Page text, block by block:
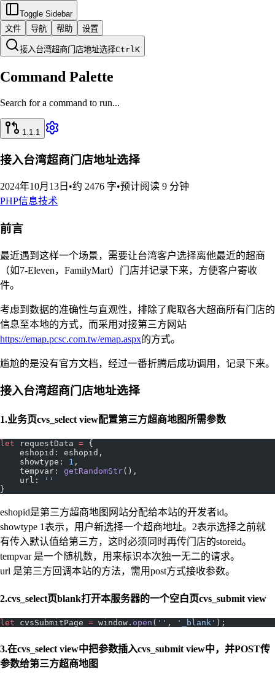
Toggle Sidebar
文件
导航 帮助 设置
接入台湾超商门店地址选择CtrlK
Command Palette
Search for a command to run...
1.1.1
接入台湾超商门店地址选择
2024年10月13日 •约 2476 字•预计阅读 9 分钟
PHP信息技术
前言
最近遇到这样一个场景，需要让台湾客户选择离他最近的超商
（如7-Eleven，FamilyMart）门店并记录下来，方便客户寄收
件。
考虑到数据的准确性与直观性，排除了爬取各大超商所有门店的
信息至本地的方式，而采用对接第三方网站
https://emap.pcsc.com.tw/emap.aspx的方式。
尴尬的是没有官方文档，经过一番折腾后成功调用，记录下来。
接入台湾超商门店地址选择
1.业务页cvs_select view配置第三方超商地图所需参数
let requestData = {
    eshopid: eshopid,
    showtype:
1 ,
    tempvar:
getRandomStr(),
    url:
''
}
eshopid是第三方超商地图网站分配给本站的开发者id。
showtype 1表示，用户新选择一个超商地址。2表示选择之前就
有传入默认值给第三方，这时必须同时再传门店的storeid。
tempvar 是一个随机数，用来标识本次独一无二的请求。
url 是第三方回调本站的方法，需用post方式接收参数。
2.cvs_select页blank打开本服务器的一个空白页cvs_submit view
let cvsSubmitPage = window. open ( '' , '_blank' );
3.在cvs_select view中把参数插入cvs_submit view中，并POST传
参数给第三方超商地图